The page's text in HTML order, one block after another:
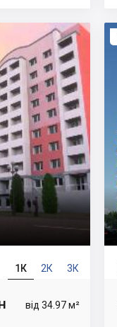
1К 2К 3К
від 34.97 м²